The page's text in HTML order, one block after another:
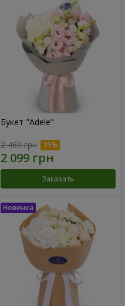
Букет "Adele"
2 469 грн
Заказать